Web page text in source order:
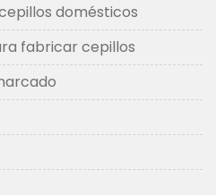
domésticos
fabricar cepillos